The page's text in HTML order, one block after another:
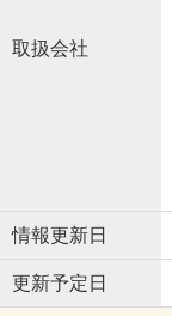
取扱会社
情報更新日
更新予定日